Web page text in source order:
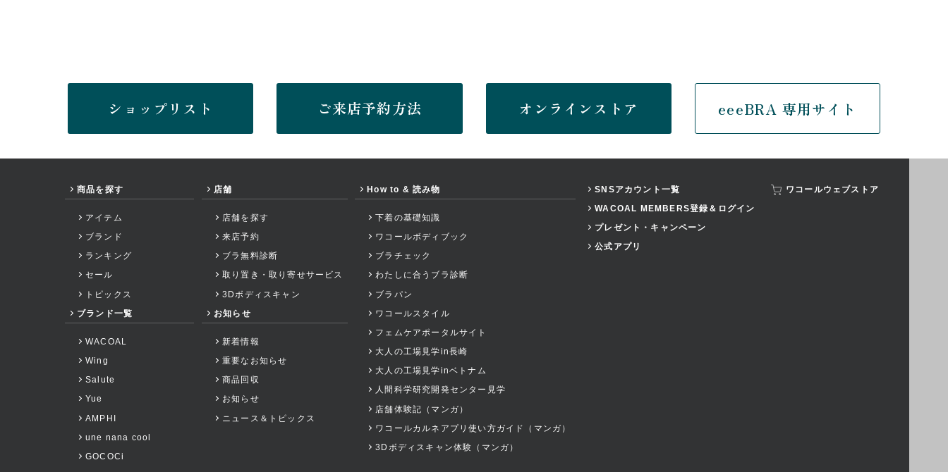
ショップリスト ご来店予約方法 オンラインストア eeeBRA 専用サイト
商品を探す
アイテム
ブランド
ランキング
セール
トピックス
ブランド一覧
WACOAL
Wing
Salute
Yue
AMPHI
une nana cool
GOCOCi
店舗
店舗を探す
来店予約
ブラ無料診断
取り置き・取り寄せサービス
3Dボディスキャン
お知らせ
新着情報
重要なお知らせ
商品回収
お知らせ
ニュース＆トピックス
How to & 読み物
下着の基礎知識
ワコールボディブック
ブラチェック
わたしに合うブラ診断
ブラパン
ワコールスタイル
フェムケアポータルサイト
大人の工場見学in長崎
大人の工場見学inベトナム
人間科学研究開発センター見学
店舗体験記（マンガ）
ワコールカルネアプリ使い方ガイド（マンガ）
3Dボディスキャン体験（マンガ）
SNSアカウント一覧
WACOAL MEMBERS登録＆ログイン
プレゼント・キャンペーン
公式アプリ
ワコールウェブストア